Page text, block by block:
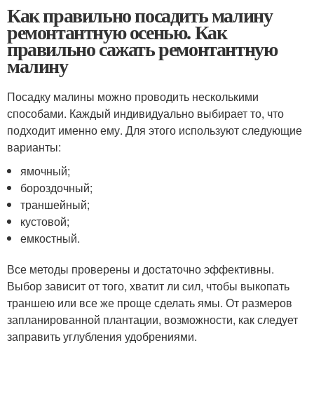
Как правильно посадить малину
ремонтантную осенью. Как
правильно сажать ремонтантную
малину
Посадку малины можно проводить несколькими
способами. Каждый индивидуально выбирает то, что
подходит именно ему. Для этого используют следующие
варианты:
ямочный;
бороздочный;
траншейный;
кустовой;
емкостный.
Все методы проверены и достаточно эффективны.
Выбор зависит от того, хватит ли сил, чтобы выкопать
траншею или все же проще сделать ямы. От размеров
запланированной плантации, возможности, как следует
заправить углубления удобрениями.